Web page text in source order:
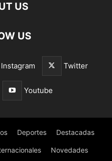
US
US
Instagram Twitter
Youtube
Deportes Destacadas
Novedades